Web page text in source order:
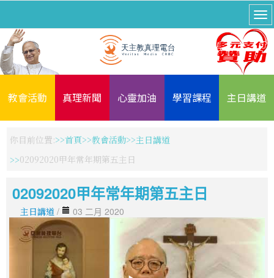
教會活動 真理新聞 心靈加油 學習課程 主日講道
你目前位置: 首頁 教會活動
主日講道
02092020甲年常年期第五主日
02092020甲年常年期第五主日
主日講道 / 03 二月 2020